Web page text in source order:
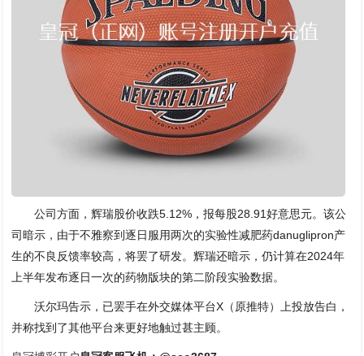
公司方面，辉瑞股价收跌5.12%，报每股28.91好意思元。该公
司暗示，由于不雅察到逐日服用两次的实验性减肥药danuglipron产
生的不良反馈率较高，将罢了研发。辉瑞还暗示，仍计算在2024年
上半年发布逐日一次的药物版块的第二阶段实验数据。
沃尔玛告示，已罢手在外交媒体平台X（原推特）上投放告白，
并称找到了其他平台来更好地触过甚主顾。